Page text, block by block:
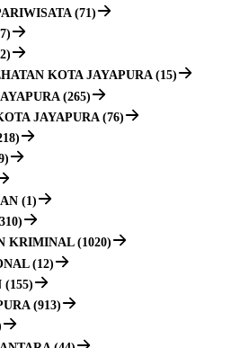
(71)
KOTA JAYAPURA (15)
(265)
JAYAPURA (76)
(1)
KRIMINAL (1020)
(12)
(155)
(913)